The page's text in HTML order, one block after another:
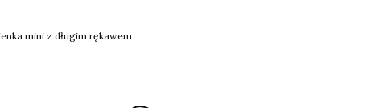
mini z długim rękawem